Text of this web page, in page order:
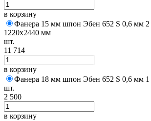
в корзину
Фанера 15 мм шпон Эбен 652 S 0,6 мм 2
1220х2440 мм
шт.
11 714
в корзину
Фанера 18 мм шпон Эбен 652 S 0,6 мм 1
шт.
2 500
в корзину